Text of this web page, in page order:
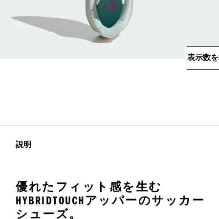
表示数
説明
優れたフィット感を生む
HYBRIDTOUCHアッパーのサッカー
シューズ。